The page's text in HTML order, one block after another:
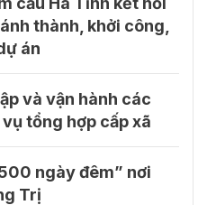
thành, khởi công,
án
và vận hành các
tổng hợp cấp xã
ngày đêm” nơi
Trị